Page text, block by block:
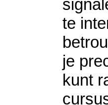
te
je
kunt